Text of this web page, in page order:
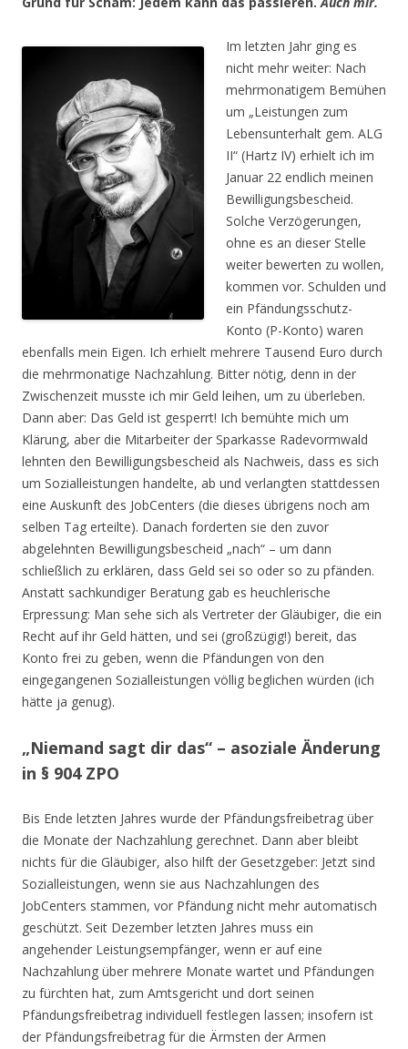
Im letzten Jahr ging es
nicht mehr weiter: Nach
mehrmonatigem Bemühen
um „Leistungen zum
Lebensunterhalt gem. ALG
II“ (Hartz IV) erhielt ich im
Januar 22 endlich meinen
Bewilligungsbescheid.
Solche Verzögerungen,
ohne es an dieser Stelle
weiter bewerten zu wollen,
kommen vor. Schulden und
ein Pfändungsschutz-
Konto (P-Konto) waren
ebenfalls mein Eigen. Ich erhielt mehrere Tausend Euro durch
die mehrmonatige Nachzahlung. Bitter nötig, denn in der
Zwischenzeit musste ich mir Geld leihen, um zu überleben.
Dann aber: Das Geld ist gesperrt! Ich bemühte mich um
Klärung, aber die Mitarbeiter der Sparkasse Radevormwald
lehnten den Bewilligungsbescheid als Nachweis, dass es sich
um Sozialleistungen handelte, ab und verlangten stattdessen
eine Auskunft des JobCenters (die dieses übrigens noch am
selben Tag erteilte). Danach forderten sie den zuvor
abgelehnten Bewilligungsbescheid „nach“ – um dann
schließlich zu erklären, dass Geld sei so oder so zu pfänden.
Anstatt sachkundiger Beratung gab es heuchlerische
Erpressung: Man sehe sich als Vertreter der Gläubiger, die ein
Recht auf ihr Geld hätten, und sei (großzügig!) bereit, das
Konto frei zu geben, wenn die Pfändungen von den
eingegangenen Sozialleistungen völlig beglichen würden (ich
hätte ja genug).
„Niemand sagt dir das“ – asoziale Änderung
in § 904 ZPO
Bis Ende letzten Jahres wurde der Pfändungsfreibetrag über
die Monate der Nachzahlung gerechnet. Dann aber bleibt
nichts für die Gläubiger, also hilft der Gesetzgeber: Jetzt sind
Sozialleistungen, wenn sie aus Nachzahlungen des
JobCenters stammen, vor Pfändung nicht mehr automatisch
geschützt. Seit Dezember letzten Jahres muss ein
angehender Leistungsempfänger, wenn er auf eine
Nachzahlung über mehrere Monate wartet und Pfändungen
zu fürchten hat, zum Amtsgericht und dort seinen
Pfändungsfreibetrag individuell festlegen lassen; insofern ist
der Pfändungsfreibetrag für die Ärmsten der Armen